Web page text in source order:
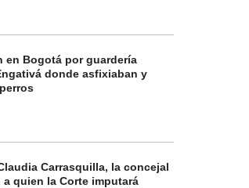
en Bogotá por guardería
donde asfixiaban y
Carrasquilla, la concejal
a quien la Corte imputará